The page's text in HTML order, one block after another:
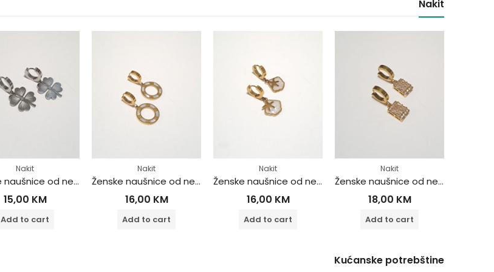
Nakit
Nakit
Ženske naušnice od nehrđajućeg čelika
15,00 KM
Add to cart
Nakit
Ženske naušnice od nehrđajućeg čelika
16,00 KM
Add to cart
Nakit
Ženske naušnice od nehrđajućeg čelika
16,00 KM
Add to cart
Nakit
Ženske naušnice od nehrđajućeg čelika
18,00 KM
Add to cart
Kućanske potrebštine